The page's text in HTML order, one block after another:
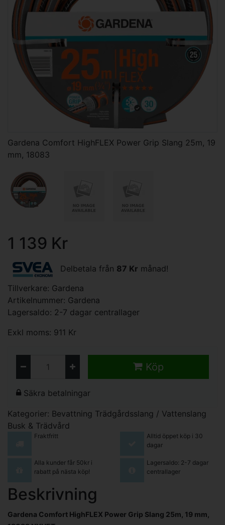
Gardena Comfort HighFLEX Power Grip Slang 25m, 19
mm, 18083
1 139 Kr
Delbetala från 87 Kr månad!
Tillverkare: Gardena
Artikelnummer: Gardena
Lagersaldo: 2-7 dagar centrallager
Exkl moms: 911 Kr
Köp
Säkra betalningar
Kategorier: Bevattning Trädgårdsslang / Vattenslang
Busk & Trädvård
Fraktfritt
Alltid öppet köp i 30
dagar
Alla kunder får 50kr i
rabatt på nästa köp!
Lagersaldo: 2-7 dagar
centrallager
Beskrivning
Gardena Comfort HighFLEX Power Grip Slang 25m, 19 mm,